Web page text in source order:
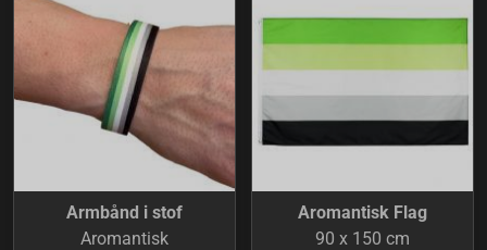
Armbånd i stof
Aromantisk
Aromantisk Flag
90 x 150 cm